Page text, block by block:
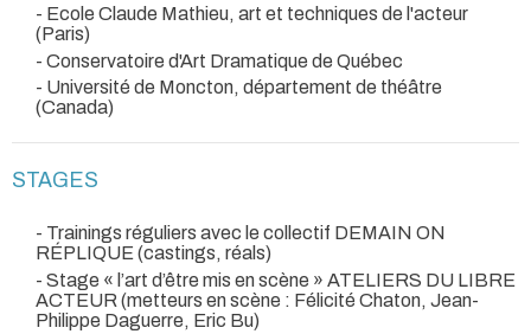
- Ecole Claude Mathieu, art et techniques de l'acteur
(Paris)
- Conservatoire d'Art Dramatique de Québec
- Université de Moncton, département de théâtre
(Canada)
STAGES
- Trainings réguliers avec le collectif DEMAIN ON
RÉPLIQUE (castings, réals)
- Stage « l’art d’être mis en scène » ATELIERS DU LIBRE
ACTEUR (metteurs en scène : Félicité Chaton, Jean-
Philippe Daguerre, Eric Bu)